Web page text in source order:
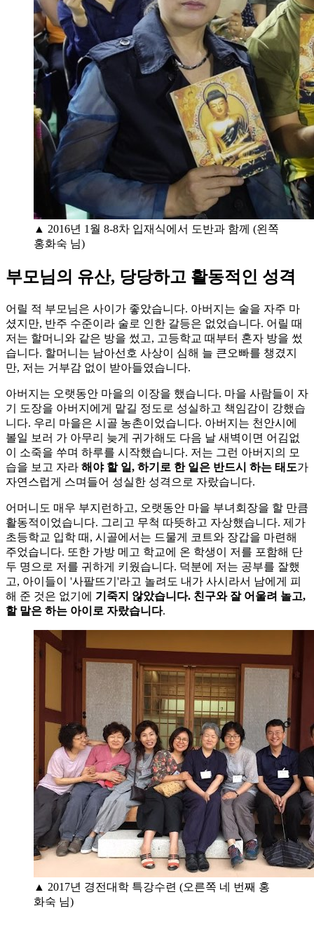
▲ 2016년 1월 8-8차 입재식에서 도반과 함께 (왼쪽
홍화숙 님)
부모님의 유산, 당당하고 활동적인 성격
어릴 적 부모님은 사이가 좋았습니다. 아버지는 술을 자주 마
셨지만, 반주 수준이라 술로 인한 갈등은 없었습니다. 어릴 때
저는 할머니와 같은 방을 썼고, 고등학교 때부터 혼자 방을 썼
습니다. 할머니는 남아선호 사상이 심해 늘 큰오빠를 챙겼지
만, 저는 거부감 없이 받아들였습니다.
아버지는 오랫동안 마을의 이장을 했습니다. 마을 사람들이 자
기 도장을 아버지에게 맡길 정도로 성실하고 책임감이 강했습
니다. 우리 마을은 시골 농촌이었습니다. 아버지는 천안시에
볼일 보러 가 아무리 늦게 귀가해도 다음 날 새벽이면 어김없
이 소죽을 쑤며 하루를 시작했습니다. 저는 그런 아버지의 모
습을 보고 자라 해야 할 일, 하기로 한 일은 반드시 하는 태도가
자연스럽게 스며들어 성실한 성격으로 자랐습니다.
어머니도 매우 부지런하고, 오랫동안 마을 부녀회장을 할 만큼
활동적이었습니다. 그리고 무척 따뜻하고 자상했습니다. 제가
초등학교 입학 때, 시골에서는 드물게 코트와 장갑을 마련해
주었습니다. 또한 가방 메고 학교에 온 학생이 저를 포함해 단
두 명으로 저를 귀하게 키웠습니다. 덕분에 저는 공부를 잘했
고, 아이들이 '사팔뜨기'라고 놀려도 내가 사시라서 남에게 피
해 준 것은 없기에 기죽지 않았습니다. 친구와 잘 어울려 놀고,
할 말은 하는 아이로 자랐습니다.
▲ 2017년 경전대학 특강수련 (오른쪽 네 번째 홍
화숙 님)